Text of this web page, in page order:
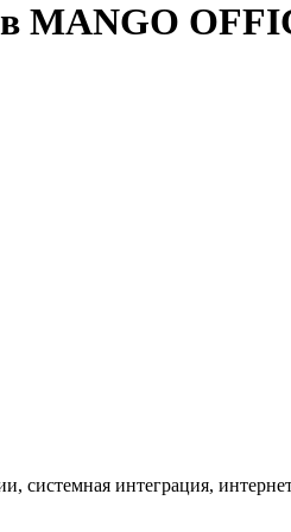
MANGO
системная интеграция,